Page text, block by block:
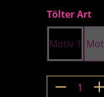
Tölter Art
Motiv 1